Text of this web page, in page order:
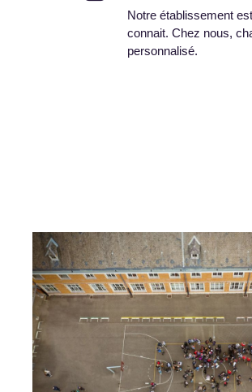
Notre établissement
connait. Chez nous,
personnalisé.